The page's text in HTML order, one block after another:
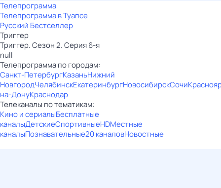
Телепрограмма
Телепрограмма в Туапсе
Русский Бестселлер
Триггер
Триггер. Сезон 2. Серия 6-я
null
Телепрограмма по городам:
Санкт-ПетербургКазаньНижний
НовгородЧелябинскЕкатеринбургНовосибирскСочи
на-ДонуКраснодар
Телеканалы по тематикам:
Кино и сериалыБесплатные
каналыДетскиеСпортивныеHDМестные
каналыПознавательные20 каналовНовостные